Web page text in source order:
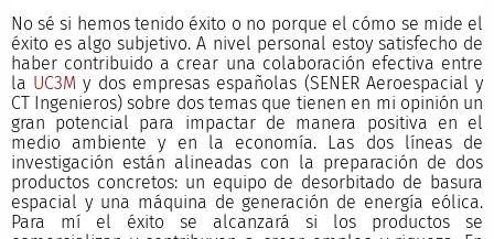
No sé si hemos tenido éxito o no porque el cómo se mide el
éxito es algo subjetivo. A nivel personal estoy satisfecho de
haber contribuido a crear una colaboración efectiva entre
la UC3M y dos empresas españolas (SENER Aeroespacial y
CT Ingenieros) sobre dos temas que tienen en mi opinión un
gran potencial para impactar de manera positiva en el
medio ambiente y en la economía. Las dos líneas de
investigación están alineadas con la preparación de dos
productos concretos: un equipo de desorbitado de basura
espacial y una máquina de generación de energía eólica.
Para mí el éxito se alcanzará si los productos se